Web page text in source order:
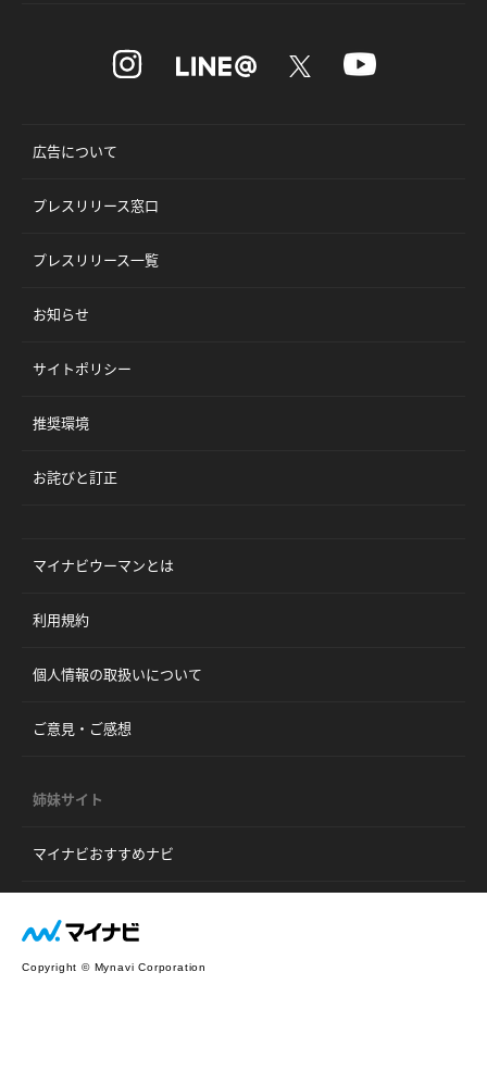
広告について
プレスリリース窓口
プレスリリース一覧
お知らせ
サイトポリシー
推奨環境
お詫びと訂正
マイナビウーマンとは
利用規約
個人情報の取扱いについて
ご意見・ご感想
姉妹サイト
マイナビおすすめナビ
Copyright © Mynavi Corporation